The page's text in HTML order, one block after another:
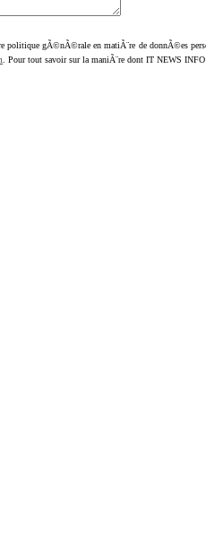
gÃ©nÃ©rale en matiÃ¨re de donnÃ©es
. Pour tout savoir sur la maniÃ¨re dont IT NEWS